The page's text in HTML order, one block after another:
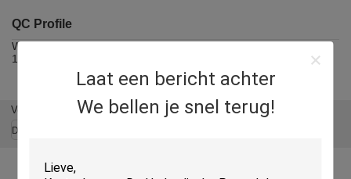
Laat een bericht achter
We bellen je snel terug!
QC Profile
Wij hebben een reekstechnologie en een eminent beheersteam
100% volgens ISO-norm,
Veranderingstaal
Dutch